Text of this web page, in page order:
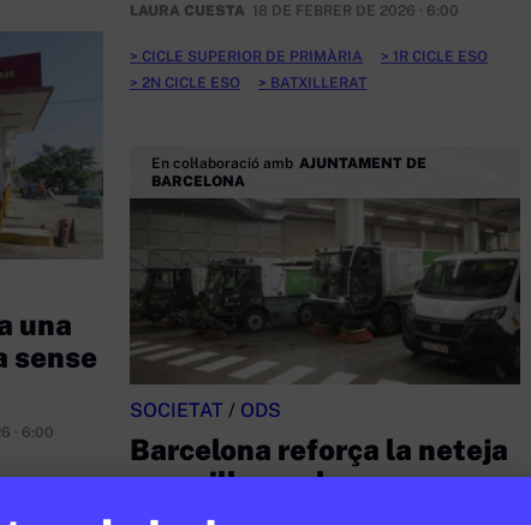
una
sense
· 6:00
LAURA CUESTA 18 DE FEBRER DE 2026 · 6:00
CICLE SUPERIOR DE PRIMÀRIA
1R CICLE ESO
2N CICLE ESO
BATXILLERAT
En col·laboració amb AJUNTAMENT DE
BARCELONA
SOCIETAT / ODS
Barcelona reforça la neteja
per millorar el
manteniment de l’espai